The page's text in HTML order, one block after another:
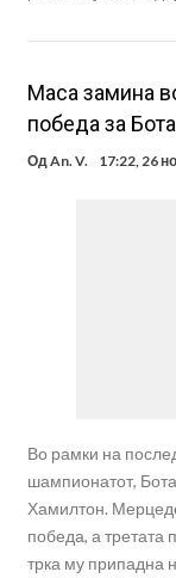
Маса замина
победа за
ОдAn. V. 17:22, 26
Во рамки на
шампионатот,
Хамилтон.
победа, а третата
трка му припадна